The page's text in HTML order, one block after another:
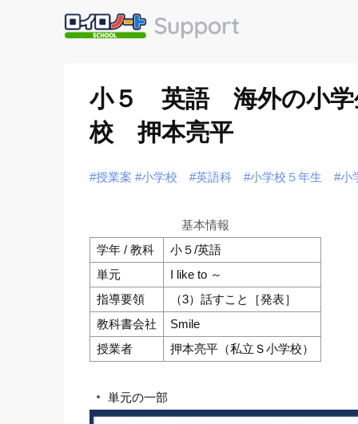
小５ 英語 海外の小学
校 押本亮平
#授業案 #小学校 #英語科 #小学校５年生 #小
基本情報
学年 / 教科
小５/英語
単元
I like to ～
指導要領
（3）話すこと［発表］
教科書会社
Smile
授業者
押本亮平（私立Ｓ小学校）
単元の一部